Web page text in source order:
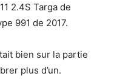
2.4S Targa de
991 de 2017.
bien sur la partie
plus d’un.